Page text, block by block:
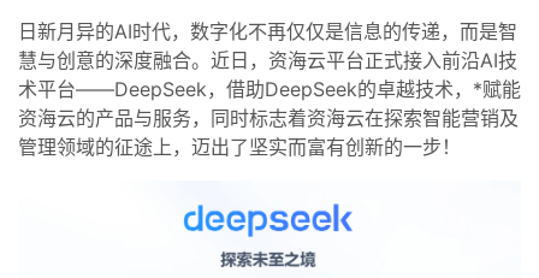
日新月异的AI时代，数字化不再仅仅是信息的传递，而是智
慧与创意的深度融合。近日，资海云平台正式接入前沿AI技
术平台——DeepSeek，借助DeepSeek的卓越技术，*赋能
资海云的产品与服务，同时标志着资海云在探索智能营销及
管理领域的征途上，迈出了坚实而富有创新的一步！